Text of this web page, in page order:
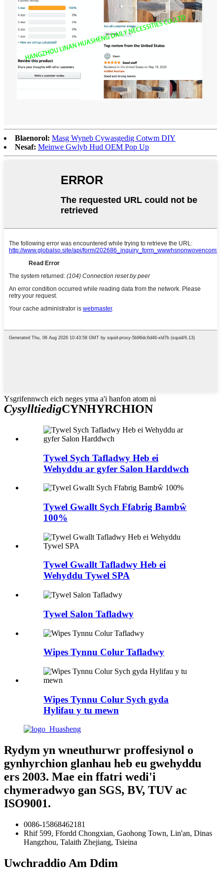
Blaenorol: Masg Wyneb Cywasgedig Cotwm DIY
Nesaf: Meinwe Gwlyb Hud OEM Pop Up
Ysgrifennwch eich neges yma a'i hanfon atom ni
CysylltiedigCYNHYRCHION
Tywel Sych Tafladwy Heb ei
Wehyddu ar gyfer Salon Harddwch
Tywel Gwallt Sych Ffabrig Bambŵ
100%
Tywel Gwallt Tafladwy Heb ei
Wehyddu Tywel SPA
Tywel Salon Tafladwy
Wipes Tynnu Colur Tafladwy
Wipes Tynnu Colur Sych gyda
Hylifau y tu mewn
Rydym yn wneuthurwr proffesiynol o
gynhyrchion glanhau heb eu gwehyddu
ers 2003. Mae ein ffatri wedi'i
chymeradwyo gan SGS, BV, TUV ac
ISO9001.
0086-15868462181
Rhif 599, Ffordd Chongxian, Gaohong Town, Lin'an, Dinas
Hangzhou, Talaith Zhejiang, Tsieina
Uwchraddio Am Ddim